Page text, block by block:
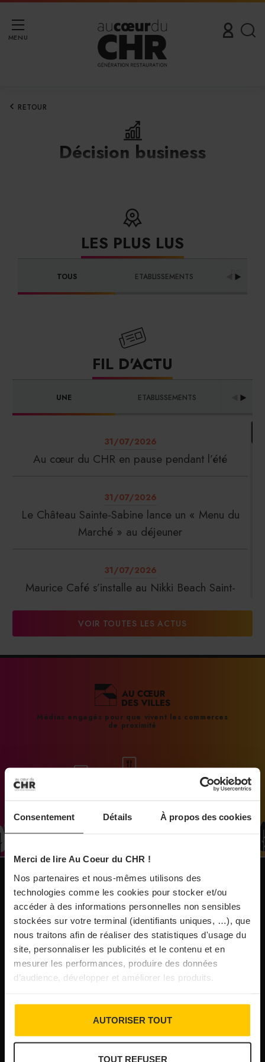
Consentement Détails À propos des cookies
Merci de lire Au Coeur du CHR !
Nos partenaires et nous-mêmes utilisons des
technologies comme les cookies pour stocker et/ou
accéder à des informations personnelles non sensibles
stockées sur votre terminal (identifiants uniques, …), que
nous traitons afin de réaliser des statistiques d'usage du
site, personnaliser les publicités et le contenu et en
mesurer les performances, produire des données
d’audience, développer et améliorer les produits.
AUTORISER TOUT
TOUT REFUSER
MENU
RETOUR
Décision business
LES PLUS LUS
TOUS ETABLISSEMENTS
FIL D'ACTU
UNE ETABLISSEMENTS
31/07/2026
Au cœur du CHR en pause pendant l’été
31/07/2026
Le Château Sainte-Sabine lance un « Menu du
Marché » au déjeuner
31/07/2026
Maurice Café s’installe au Nikki Beach Saint-
DalterFood Group franchit les 200 millions
31/07/2026
La Liste : La Réserve Paris de nouveau meilleur
maison de collectionneur
31/07/2026
Vins fins : la Chine affiche ses ambitions
31/07/2026
Brasserie Dupont : la bière saison, mais pas
que…
Incendies : l’aide d’urgence rehaussée à 8 000 €
pour les indépendants, l’autoroute A63 réouverte
VOIR TOUTES LES ACTUS
Médias engagés pour que vivent les commerces
de proximité
NOS PUBLICATIONS